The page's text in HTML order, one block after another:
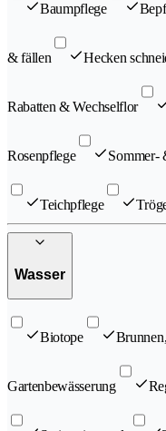
Baumpflege
& fällen Hecken
Rabatten & Wechselflor
Rosenpflege Sommer-
Teichpflege
Wasser
Biotope
Gartenbewässerung